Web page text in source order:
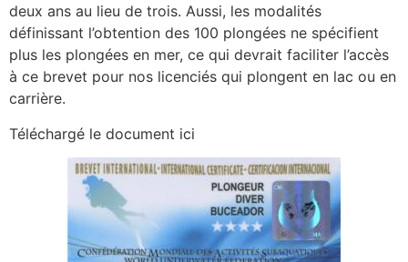
deux ans au lieu de trois. Aussi, les modalités
définissant l’obtention des 100 plongées ne spécifient
plus les plongées en mer, ce qui devrait faciliter l’accès
à ce brevet pour nos licenciés qui plongent en lac ou en
carrière.
Téléchargé le document ici